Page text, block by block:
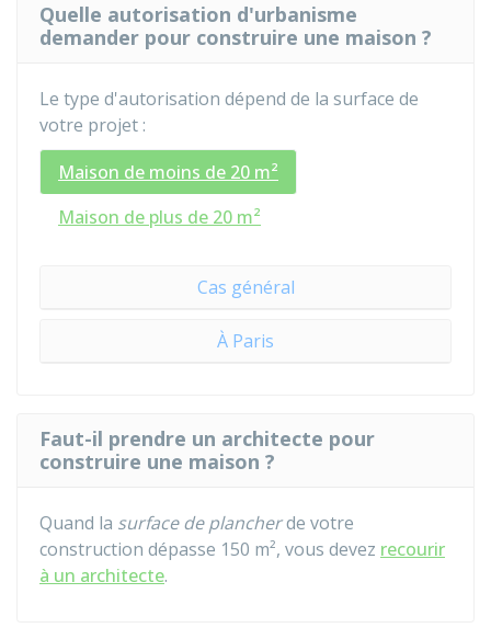
Quelle autorisation d'urbanisme
demander pour construire une maison ?
Le type d'autorisation dépend de la surface de
votre projet :
Maison de moins de 20 m²
Maison de plus de 20 m²
Cas général
À Paris
Faut-il prendre un architecte pour
construire une maison ?
Quand la surface de plancherde votre
construction dépasse 150 m², vous devez recourir
à un architecte.